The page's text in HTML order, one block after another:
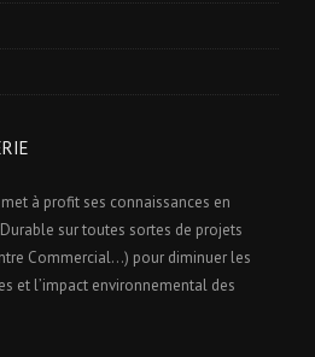
met à profit ses connaissances en
sur toutes sortes de projets
Commercial…) pour diminuer les
et l’impact environnemental des